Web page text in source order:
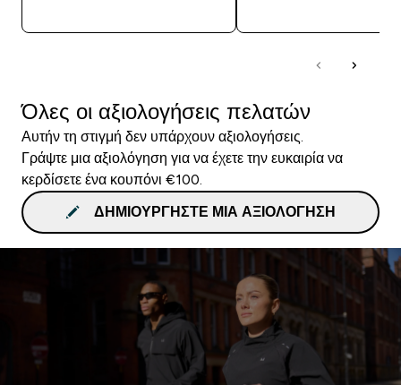
Όλες οι αξιολογήσεις πελατών
Αυτήν τη στιγμή δεν υπάρχουν αξιολογήσεις.
Γράψτε μια αξιολόγηση για να έχετε την ευκαιρία να
κερδίσετε ένα κουπόνι €100.
ΔΗΜΙΟΥΡΓΉΣΤΕ ΜΙΑ ΑΞΙΟΛΌΓΗΣΗ